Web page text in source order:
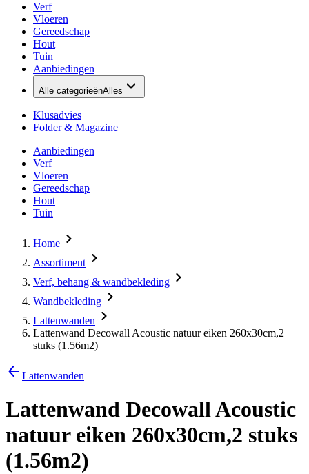
Verf
Vloeren
Gereedschap
Hout
Tuin
Aanbiedingen
Alle categorieënAlles
Klusadvies
Folder & Magazine
Aanbiedingen
Verf
Vloeren
Gereedschap
Hout
Tuin
Home
Assortiment
Verf, behang & wandbekleding
Wandbekleding
Lattenwanden
Lattenwand Decowall Acoustic natuur eiken 260x30cm,2
stuks (1.56m2)
Lattenwanden
Lattenwand Decowall Acoustic
natuur eiken 260x30cm,2 stuks
(1.56m2)